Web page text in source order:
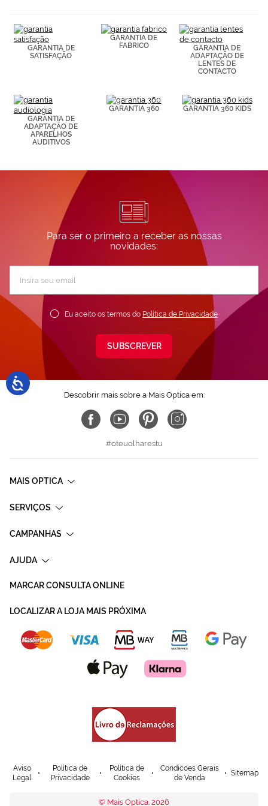
visitadas).
Puedes
consultar más
información en
GARANTIA DE
SATISFAÇÃO
GARANTIA DE
FABRICO
GARANTIA DE
ADAPTAÇÃO DE
LENTES DE
CONTACTO
GARANTIA DE
ADAPTAÇÃO DE
APARELHOS
AUDITIVOS
GARANTIA 360 GARANTIA 360 KIDS
Para ser o primeiro a receber as nossas
novidades:
Newsletter:
Eu aceito os termos do Política de Privacidade
SUBSCREVER
Descobrir mais sobre a Mais Optica em:
#oteuolharestu
MAIS OPTICA
SERVIÇOS
CAMPANHAS
AJUDA
MARCAR CONSULTA ONLINE
LOCALIZAR A LOJA MAIS PRÓXIMA
Aviso
Legal
Política de
Privacidade
Política de
Cookies
Condicoes Gerais
de Venda
Sitemap
© Mais Optica. 2026